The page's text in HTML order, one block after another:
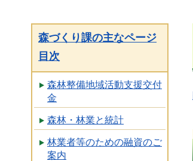
森づくり課の主なページ
目次
森林整備地域活動支援交付
金
森林・林業と統計
林業者等のための融資のご
案内